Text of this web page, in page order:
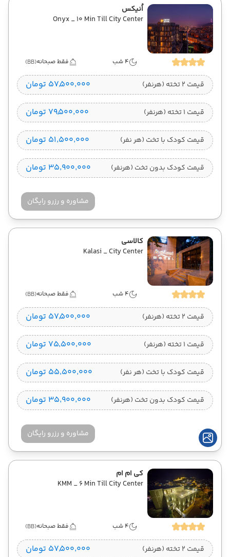
اُنیکس
Onyx _ 10 Min Till City Center
4 شب فقط صبحانه(BB)
قیمت 2 تخته (هرنفر) ۵۷٬۵۰۰٬۰۰۰ تومان
قیمت 1 تخته (هرنفر) ۷۹٬۵۰۰٬۰۰۰ تومان
قیمت کودک با تخت (هر نفر) ۵۱٬۵۰۰٬۰۰۰ تومان
قیمت کودک بدون تخت (هرنفر) ۳۵٬۹۰۰٬۰۰۰ تومان
مشاوره و رزرو رایگان
کالاسی
Kalasi _ City Center
4 شب فقط صبحانه(BB)
قیمت 2 تخته (هرنفر) ۵۷٬۵۰۰٬۰۰۰ تومان
قیمت 1 تخته (هرنفر) ۷۵٬۵۰۰٬۰۰۰ تومان
قیمت کودک با تخت (هر نفر) ۵۵٬۵۰۰٬۰۰۰ تومان
قیمت کودک بدون تخت (هرنفر) ۳۵٬۹۰۰٬۰۰۰ تومان
مشاوره و رزرو رایگان
کی ام ام
KMM _ 6 Min Till City Center
4 شب فقط صبحانه(BB)
قیمت 2 تخته (هرنفر) ۵۷٬۵۰۰٬۰۰۰ تومان